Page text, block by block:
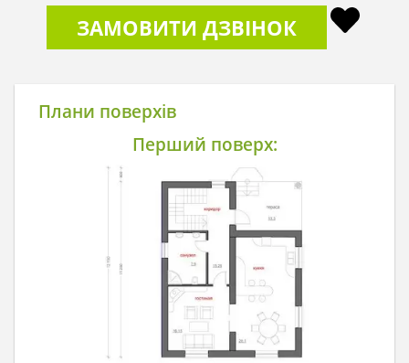
ЗАМОВИТИ ДЗВІНОК
Плани поверхів
Перший поверх: